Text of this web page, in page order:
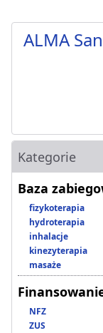
ALMA
Kategorie
Baza
fizykoterapia
hydroterapia
inhalacje
kinezyterapia
masaże
NFZ
ZUS